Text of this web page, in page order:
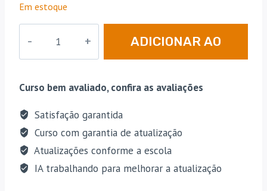
em
de
era:
R$ 253,50.
é:
R$ 172,00.
Em estoque
[2026]
quantidade
ADICIONAR AO
Curso bem avaliado, confira as avaliações
Satisfação garantida
Curso com garantia de atualização
Atualizações conforme a escola
IA trabalhando para melhorar a atualização